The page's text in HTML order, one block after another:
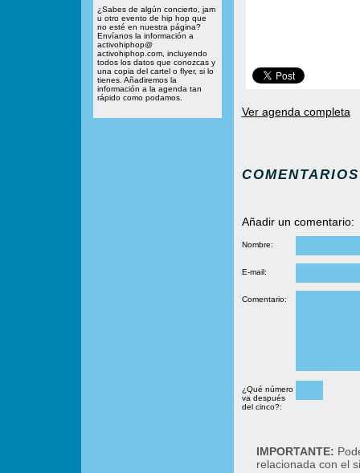
¿Sabes de algún concierto, jam
u otro evento de hip hop que
no esté en nuestra página?
Envíanos la información a
activohiphop@
activohiphop.com, incluyendo
todos los datos que conozcas y
una copia del cartel o flyer, si lo
tienes. Añadiremos la
información a la agenda tan
rápido como podamos.
Ver agenda completa
COMENTARIOS
Añadir un comentario:
Nombre:
E-mail:
Comentario:
¿Qué número
va después
del cinco?:
IMPORTANTE:
relacionada con el